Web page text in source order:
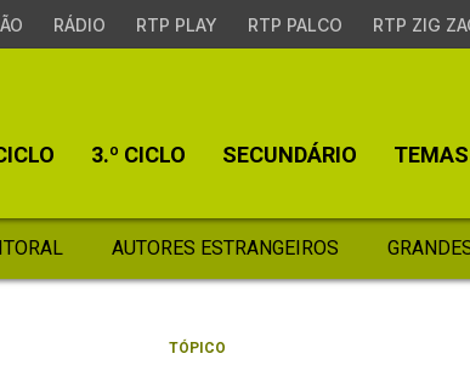
RÁDIO RTP PLAY RTP PALCO RTP ZIG
3.º CICLO SECUNDÁRIO TEMAS
AUTORES ESTRANGEIROS
TÓPICO